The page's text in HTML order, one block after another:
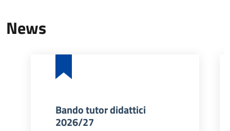
News
Bando tutor didattici
2026/27